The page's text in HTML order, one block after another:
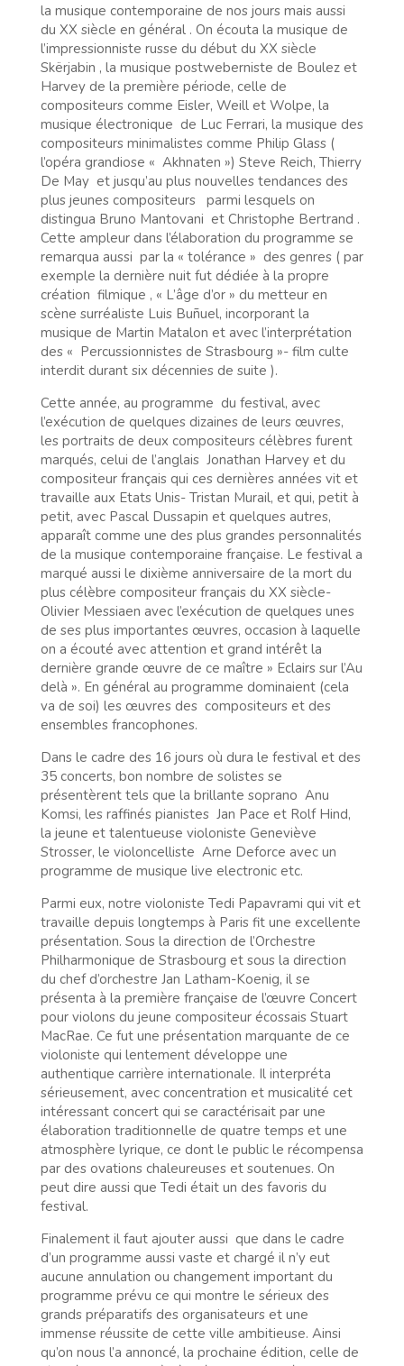
la musique contemporaine de nos jours mais aussi
du XX siècle en général . On écouta la musique de
l’impressionniste russe du début du XX siècle
Skërjabin , la musique postweberniste de Boulez et
Harvey de la première période, celle de
compositeurs comme Eisler, Weill et Wolpe, la
musique électronique de Luc Ferrari, la musique des
compositeurs minimalistes comme Philip Glass (
l’opéra grandiose « Akhnaten ») Steve Reich, Thierry
De May et jusqu’au plus nouvelles tendances des
plus jeunes compositeurs parmi lesquels on
distingua Bruno Mantovani et Christophe Bertrand .
Cette ampleur dans l’élaboration du programme se
remarqua aussi par la « tolérance » des genres ( par
exemple la dernière nuit fut dédiée à la propre
création filmique , « L’âge d’or » du metteur en
scène surréaliste Luis Buñuel, incorporant la
musique de Martin Matalon et avec l’interprétation
des « Percussionnistes de Strasbourg »- film culte
interdit durant six décennies de suite ).
Cette année, au programme du festival, avec
l’exécution de quelques dizaines de leurs œuvres,
les portraits de deux compositeurs célèbres furent
marqués, celui de l’anglais Jonathan Harvey et du
compositeur français qui ces dernières années vit et
travaille aux Etats Unis- Tristan Murail, et qui, petit à
petit, avec Pascal Dussapin et quelques autres,
apparaît comme une des plus grandes personnalités
de la musique contemporaine française. Le festival a
marqué aussi le dixième anniversaire de la mort du
plus célèbre compositeur français du XX siècle-
Olivier Messiaen avec l’exécution de quelques unes
de ses plus importantes œuvres, occasion à laquelle
on a écouté avec attention et grand intérêt la
dernière grande œuvre de ce maître » Eclairs sur l’Au
delà ». En général au programme dominaient (cela
va de soi) les œuvres des compositeurs et des
ensembles francophones.
Dans le cadre des 16 jours où dura le festival et des
35 concerts, bon nombre de solistes se
présentèrent tels que la brillante soprano Anu
Komsi, les raffinés pianistes Jan Pace et Rolf Hind,
la jeune et talentueuse violoniste Geneviève
Strosser, le violoncelliste Arne Deforce avec un
programme de musique live electronic etc.
Parmi eux, notre violoniste Tedi Papavrami qui vit et
travaille depuis longtemps à Paris fit une excellente
présentation. Sous la direction de l’Orchestre
Philharmonique de Strasbourg et sous la direction
du chef d’orchestre Jan Latham-Koenig, il se
présenta à la première française de l’œuvre Concert
pour violons du jeune compositeur écossais Stuart
MacRae. Ce fut une présentation marquante de ce
violoniste qui lentement développe une
authentique carrière internationale. Il interpréta
sérieusement, avec concentration et musicalité cet
intéressant concert qui se caractérisait par une
élaboration traditionnelle de quatre temps et une
atmosphère lyrique, ce dont le public le récompensa
par des ovations chaleureuses et soutenues. On
peut dire aussi que Tedi était un des favoris du
festival.
Finalement il faut ajouter aussi que dans le cadre
d’un programme aussi vaste et chargé il n’y eut
aucune annulation ou changement important du
programme prévu ce qui montre le sérieux des
grands préparatifs des organisateurs et une
immense réussite de cette ville ambitieuse. Ainsi
qu’on nous l’a annoncé, la prochaine édition, celle de